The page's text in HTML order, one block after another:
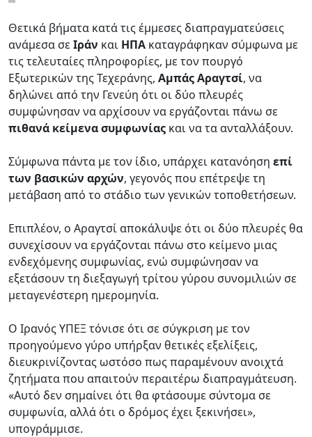
Θετικά βήματα κατά τις έμμεσες διαπραγματεύσεις
ανάμεσα σεΙράν και ΗΠΑ καταγράφηκαν σύμφωνα με
τις τελευταίες πληροφορίες, με τον πουργό
Εξωτερικών της Τεχεράνης, Αμπάς Αραγτσί, να
δηλώνει από την Γενεύη ότι οι δύο πλευρές
συμφώνησαν να αρχίσουν να εργάζονται πάνω σε
πιθανά κείμενα συμφωνίας και να τα ανταλλάξουν.
Σύμφωνα πάντα με τον ίδιο, υπάρχει κατανόηση επί
των βασικών αρχών, γεγονός που επέτρεψε τη
μετάβαση από το στάδιο των γενικών τοποθετήσεων.
Επιπλέον, ο Αραγτσί αποκάλυψε ότι οι δύο πλευρές θα
συνεχίσουν να εργάζονται πάνω στο κείμενο μιας
ενδεχόμενης συμφωνίας, ενώ συμφώνησαν να
εξετάσουν τη διεξαγωγή τρίτου γύρου συνομιλιών σε
μεταγενέστερη ημερομηνία.
Ο Ιρανός ΥΠΕΞ τόνισε ότι σε σύγκριση με τον
προηγούμενο γύρο υπήρξαν θετικές εξελίξεις,
διευκρινίζοντας ωστόσο πως παραμένουν ανοιχτά
ζητήματα που απαιτούν περαιτέρω διαπραγμάτευση.
«Αυτό δεν σημαίνει ότι θα φτάσουμε σύντομα σε
συμφωνία, αλλά ότι ο δρόμος έχει ξεκινήσει»,
υπογράμμισε.